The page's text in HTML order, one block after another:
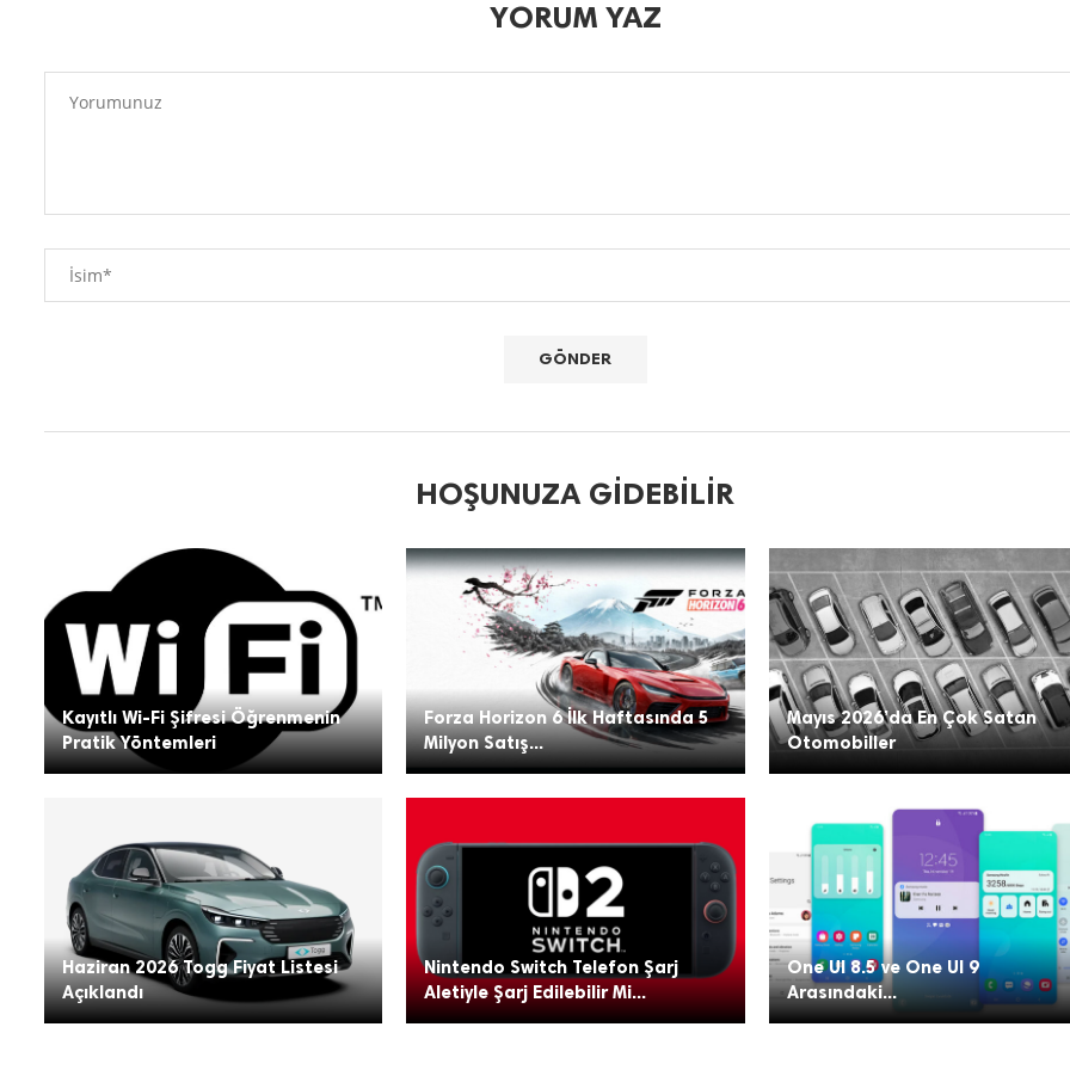
YORUM YAZ
HOŞUNUZA GIDEBILIR
Kayıtlı Wi-Fi Şifresi Öğrenmenin
Pratik Yöntemleri
Forza Horizon 6 İlk Haftasında 5
Milyon Satış...
Mayıs 2026’da En Çok Satan
Otomobiller
Haziran 2026 Togg Fiyat Listesi
Açıklandı
Nintendo Switch Telefon Şarj
Aletiyle Şarj Edilebilir Mi...
One UI 8.5 ve One UI 9
Arasındaki...